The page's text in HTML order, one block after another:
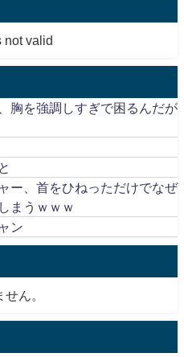
not valid
胸を強調しすぎで困るんだが
ー、首をひねっただけでなぜ
まうｗｗｗ
ン
ん。